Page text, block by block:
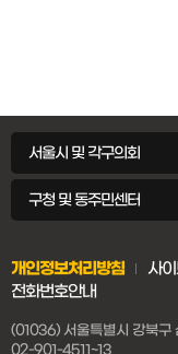
서울시 및 각구의회
구청 및 동주민센터
개인정보처리방침
사
전화번호안내
(01036) 서울특별시 강북구
02-901-4511~13